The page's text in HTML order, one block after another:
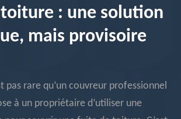
: une solution
mais provisoire
pas rare qu’un couvreur professionnel
à un propriétaire d’utiliser une